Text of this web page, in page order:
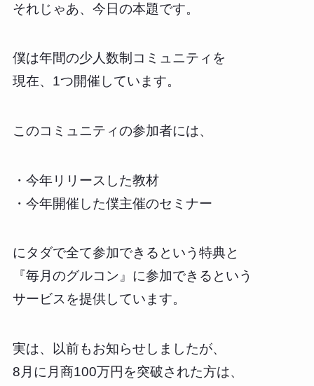
それじゃあ、今日の本題です。
僕は年間の少人数制コミュニティを
現在、1つ開催しています。
このコミュニティの参加者には、
・今年リリースした教材
・今年開催した僕主催のセミナー
にタダで全て参加できるという特典と
『毎月のグルコン』に参加できるという
サービスを提供しています。
実は、以前もお知らせしましたが、
8月に月商100万円を突破された方は、